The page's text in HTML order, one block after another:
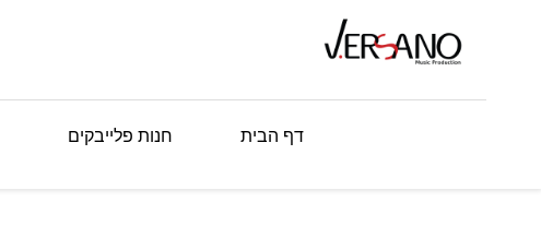
דף הבית חנות פלייבקים